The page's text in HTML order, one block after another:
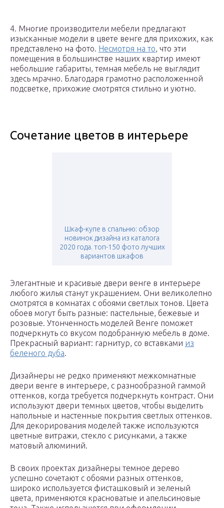
4. Многие производители мебели предлагают
изысканные модели в цвете венге для прихожих, как
представлено на фото. Несмотря на то, что эти
помещения в большинстве наших квартир имеют
небольшие габариты, темная мебель не выглядит
здесь мрачно. Благодаря грамотно расположенной
подсветке, прихожие смотрятся стильно и уютно.
Сочетание цветов в интерьере
Шкаф-купе в спальню: обзор
новинок дизайна из каталога
2020 года. топ-150 фото лучших
вариантов шкафов
Элегантные и красивые двери венге в интерьере
любого жилья станут украшением. Они великолепно
смотрятся в комнатах с обоями светлых тонов. Цвета
обоев могут быть разные: пастельные, бежевые и
розовые. Утонченность моделей Венге поможет
подчеркнуть со вкусом подобранную мебель в доме.
Прекрасный вариант: гарнитур, со вставками из
беленого дуба.
Дизайнеры не редко применяют межкомнатные
двери венге в интерьере, с разнообразной гаммой
оттенков, когда требуется подчеркнуть контраст. Они
используют двери темных цветов, чтобы выделить
напольные и настенные покрытия светлых оттенков.
Для декорирования моделей также используются
цветные витражи, стекло с рисунками, а также
матовый алюминий.
В своих проектах дизайнеры темное дерево
успешно сочетают с обоями разных оттенков,
широко используется фисташковый и зеленый
цвета, применяются красноватые и апельсиновые